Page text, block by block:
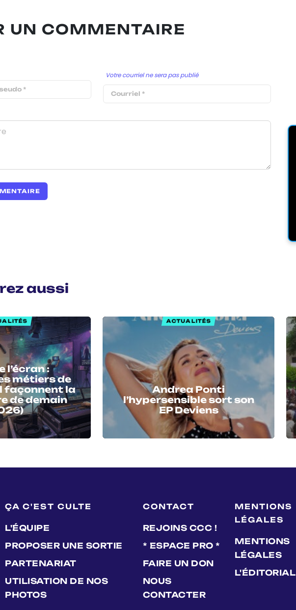
UN COMMENTAIRE
Votre courriel ne sera pas publié
aussi
l’écran :
métiers de
façonnent la
de demain
ACTUALITÉS
Andrea Ponti
l’hypersensible sort son
EP Deviens
ÇA C'EST CULTE
L'ÉQUIPE
PROPOSER UNE SORTIE
PARTENARIAT
UTILISATION DE NOS
PHOTOS
CONTACT
REJOINS CCC !
* ESPACE PRO *
FAIRE UN DON
NOUS
CONTACTER
MENTIONS
LÉGALES
MENTIONS
LÉGALES
L'ÉDITORIAL